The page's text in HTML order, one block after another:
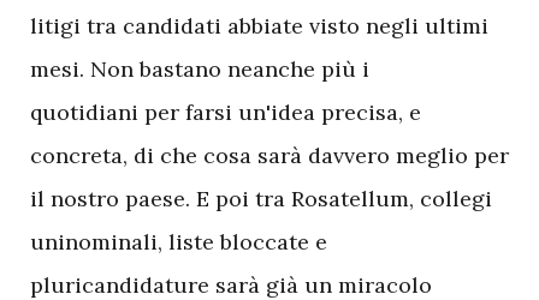
litigi tra candidati abbiate visto negli ultimi
mesi. Non bastano neanche più i
quotidiani per farsi un'idea precisa, e
concreta, di che cosa sarà davvero meglio per
il nostro paese. E poi tra Rosatellum, collegi
uninominali, liste bloccate e
pluricandidature sarà già un miracolo